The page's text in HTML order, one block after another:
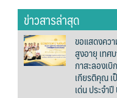
ข่าวสารล่าสุด
ขอแสดงคว
สูงอายุ เทศ
กาสะลองเบิ
เกียรติคุณ เ
เด่น ประจำ